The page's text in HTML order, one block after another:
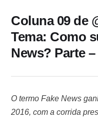
Coluna 09 de
Tema: Como
News? Parte –
O termo Fake News
2016, com a corrida